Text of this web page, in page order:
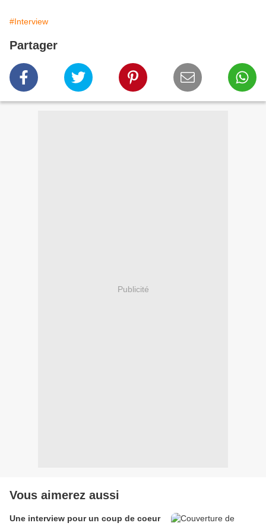
#Interview
Partager
Publicité
Vous aimerez aussi
Une interview pour un coup de coeur